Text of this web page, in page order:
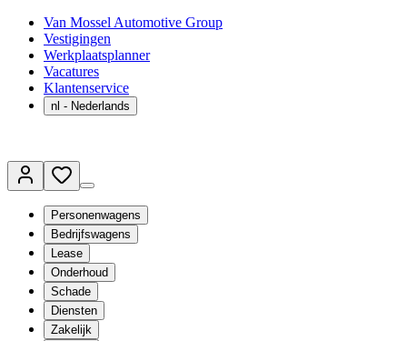
Van Mossel Automotive Group
Vestigingen
Werkplaatsplanner
Vacatures
Klantenservice
nl - Nederlands
Personenwagens
Bedrijfswagens
Lease
Onderhoud
Schade
Diensten
Zakelijk